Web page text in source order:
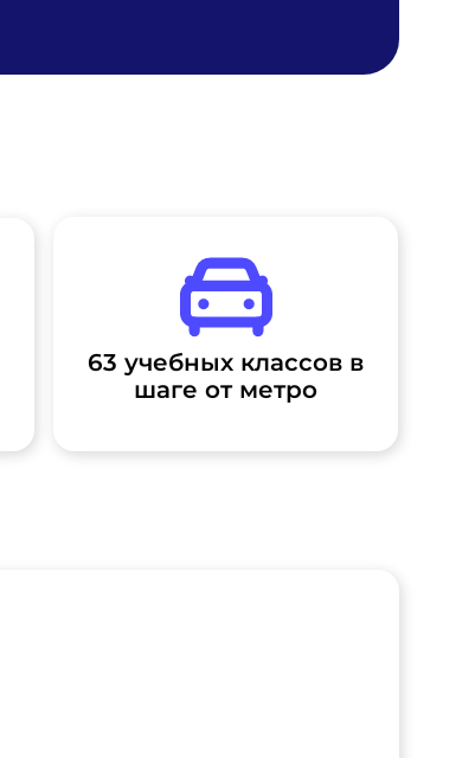
63 учебных классов в
шаге от метро